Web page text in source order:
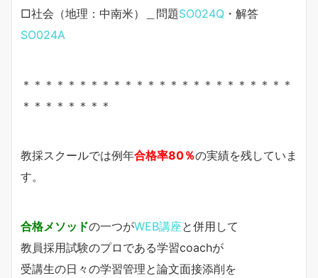
□社会（地理：中南米）＿問題SO024Q ・解答
SO024A
＊＊＊＊＊＊＊＊＊＊＊＊＊＊＊＊＊＊＊＊＊＊＊＊
＊＊＊＊＊＊＊＊
教採スクールでは例年合格率80％の実績を残していま
す。
合格メソッドの一つがWEB講座と併用して
教員採用試験のプロである学習coachが
受講生の日々の学習管理と論文面接添削を